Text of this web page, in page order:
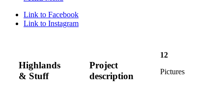
Link to Facebook
Link to Instagram
Highlands
& Stuff
Project
description
12
Pictures